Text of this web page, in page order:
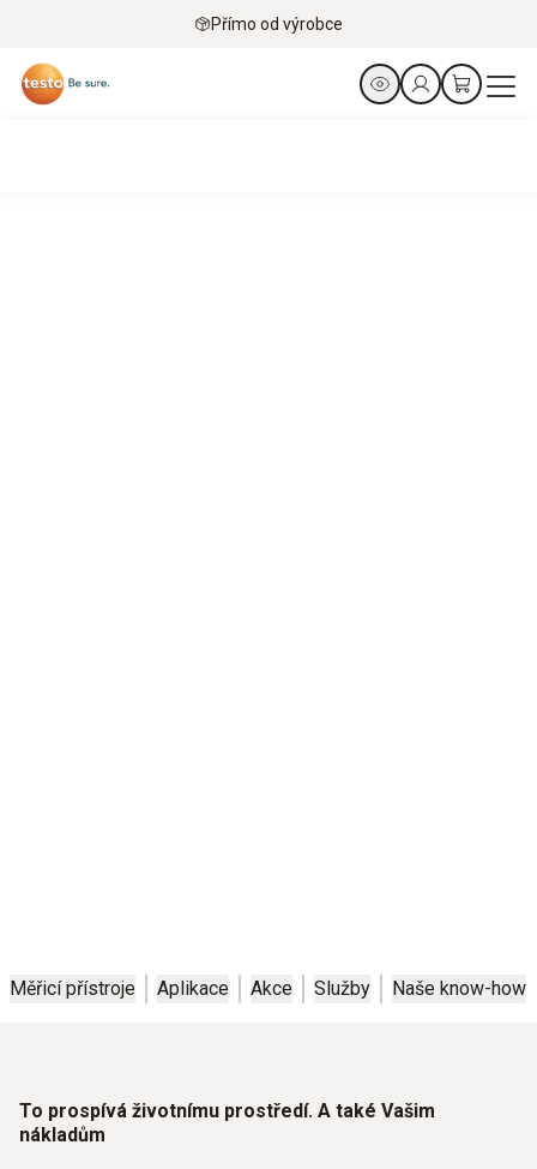
Přímo od výrobce
Měřicí přístroje Aplikace Akce Služby Naše know-how
To prospívá životnímu prostředí. A také Vašim
nákladům